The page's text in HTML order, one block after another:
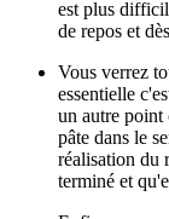
est plus
de repos et
Vous verrez
essentielle
un autre point
pâte dans le
réalisation du
terminé et